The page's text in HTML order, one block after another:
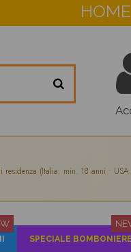
HOME
(Italia: min. 18 anni •
SPECIALE BOMBONIERE